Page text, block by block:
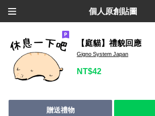
個人原創貼圖
【庭貓】禮貌回應
Gigno System Japan
NT$42
贈送禮物